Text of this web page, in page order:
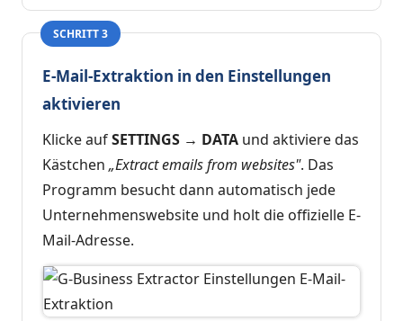
SCHRITT 3
E-Mail-Extraktion in den Einstellungen
aktivieren
Klicke aufSETTINGS → DATA und aktiviere das
Kästchen „Extract emails from websites". Das
Programm besucht dann automatisch jede
Unternehmenswebsite und holt die offizielle E-
Mail-Adresse.